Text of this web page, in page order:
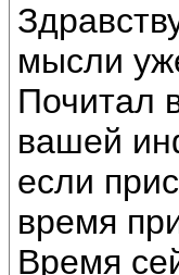
мысли
Почитал
вашей
если
время
Время